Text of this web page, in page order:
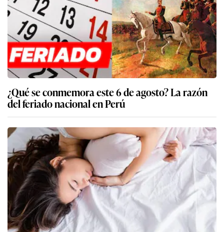
¿Qué se conmemora este 6 de agosto? La razón
del feriado nacional en Perú